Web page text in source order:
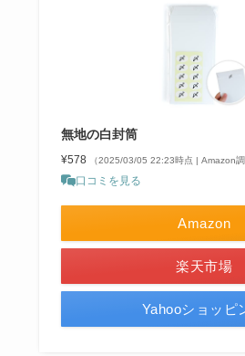
無地の白封筒
¥578 （2025/03/05 22:23時点 | Amazon調
口コミを見る
Amazon
楽天市場
Yahooショッピ